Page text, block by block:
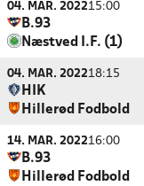
04. MAR. 202215:00
B.93
Næstved I.F. (1)
04. MAR. 202218:15
HIK
Hillerød Fodbold
14. MAR. 202216:00
B.93
Hillerød Fodbold